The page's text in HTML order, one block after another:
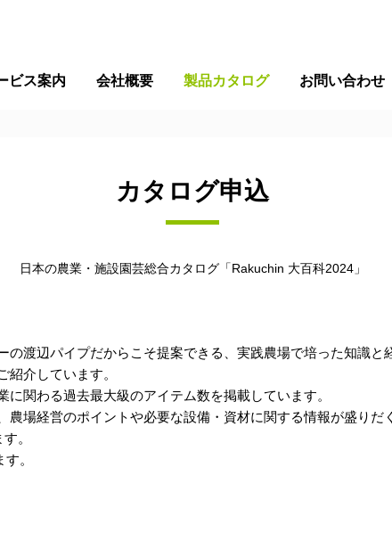
ビス案内 会社概要 製品カタログ お問い合わせ
カタログ申込
日本の農業・施設園芸総合カタログ「Rakuchin 大百科2024」
の渡辺パイプだからこそ提案できる、実践農場で培った知識と
紹介しています。
に関わる過去最大級のアイテム数を掲載しています。
農場経営のポイントや必要な設備・資材に関する情報が盛りだ
。
。